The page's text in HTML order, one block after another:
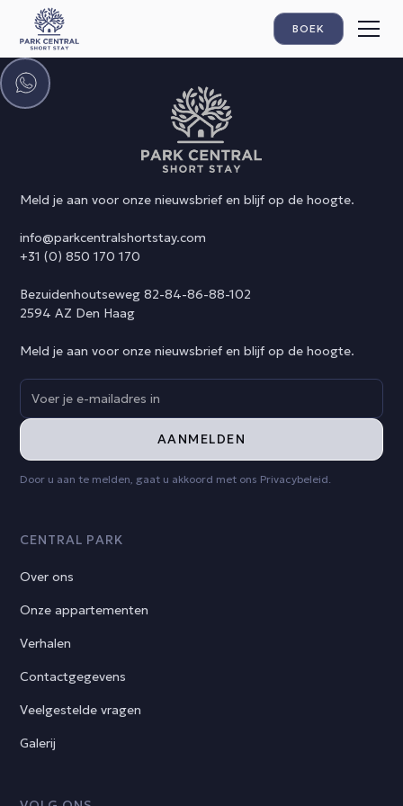
BOEK
Meld je aan voor onze nieuwsbrief en blijf op de hoogte.
info@parkcentralshortstay.com
+31 (0) 850 170 170
Bezuidenhoutseweg 82-84-86-88-102
2594 AZ Den Haag
Meld je aan voor onze nieuwsbrief en blijf op de hoogte.
Door u aan te melden, gaat u akkoord met ons Privacybeleid.
CENTRAL PARK
Over ons
Onze appartementen
Verhalen
Contactgegevens
Veelgestelde vragen
Galerij